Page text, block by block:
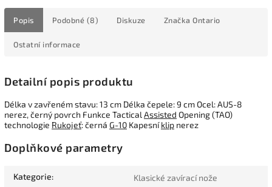
Popis Podobné (8) Diskuze Značka Ontario
Ostatní informace
Detailní popis produktu
Délka v zavřeném stavu: 13 cm Délka čepele: 9 cm Ocel: AUS-8
nerez, černý povrch Funkce Tactical Assisted Opening (TAO)
technologie Rukojeť: černá G-10 Kapesníklip nerez
Doplňkové parametry
Kategorie: Klasické zavírací nože